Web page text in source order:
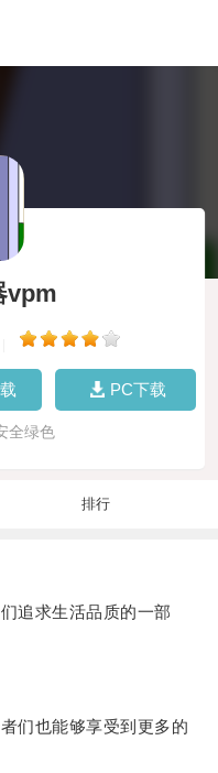
vpm
PC下载
全绿色
排行
追求生活品质的一部
也能够享受到更多的